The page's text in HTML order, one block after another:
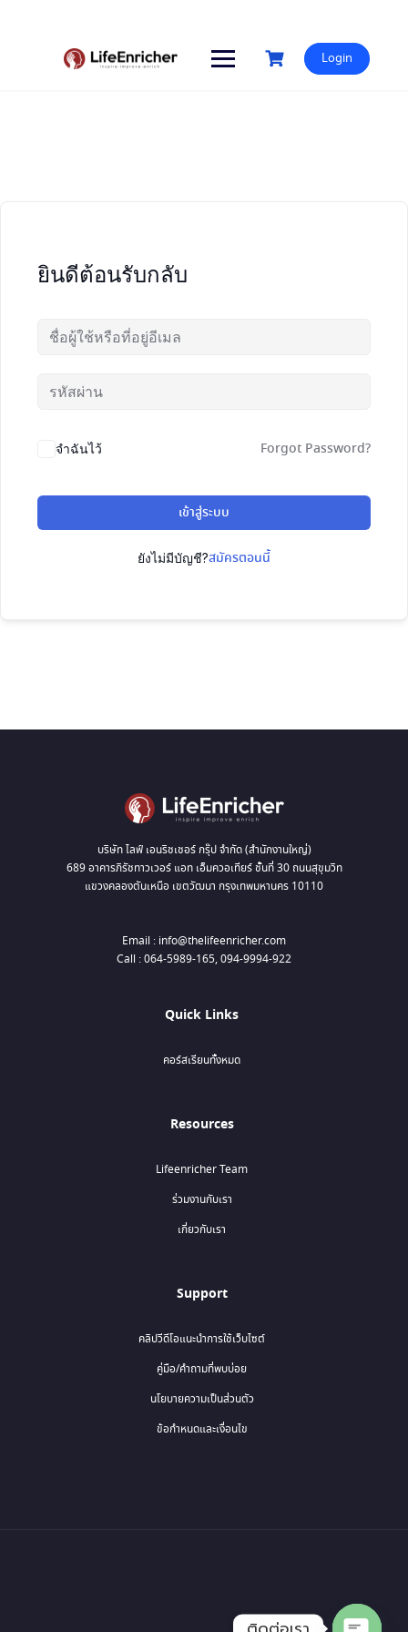
Login
ยินดีต้อนรับกลับ
จำฉันไว้ Forgot Password?
เข้าสู่ระบบ
ยังไม่มีบัญชี?สมัครตอนนี้
บริษัท ไลฟ์ เอนริชเชอร์ กรุ๊ป จำกัด (สำนักงานใหญ่)
689 อาคารภิรัชทาวเวอร์ แอท เอ็มควอเทียร์ ชั้นที่ 30 ถนนสุขุมวิท
แขวงคลองตันเหนือ เขตวัฒนา กรุงเทพมหานคร 10110
Email : info@thelifeenricher.com
Call : 064-5989-165, 094-9994-922
Quick Links
คอร์สเรียนทั้งหมด
Resources
Lifeenricher Team
ร่วมงานกับเรา
เกี่ยวกับเรา
Support
คลิปวีดีโอแนะนำการใช้เว็บไซต์
คู่มือ/คำถามที่พบบ่อย
นโยบายความเป็นส่วนตัว
ข้อกำหนดและเงื่อนไข